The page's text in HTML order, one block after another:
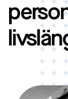
Material
Tillämpad AI
AKTUELLT
OM OSS
KONTAKTA
JOBBA